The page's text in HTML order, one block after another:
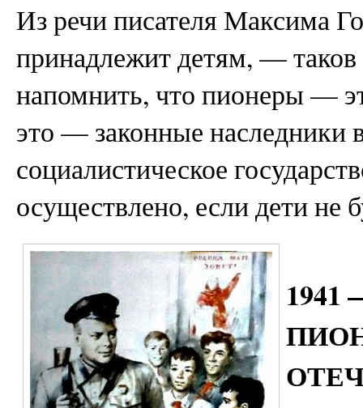
Из речи писателя Максима
принадлежит детям, —
напомнить, что пионеры —
это — законные наследники
социалистическое
осуществлено, если дети не